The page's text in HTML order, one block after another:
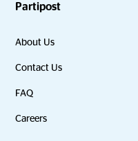
Partipost
About Us
Contact Us
FAQ
Careers